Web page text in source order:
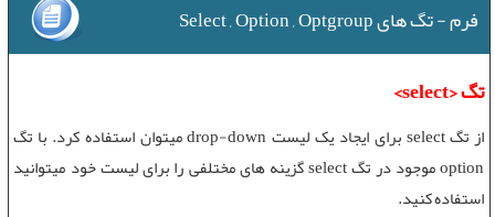
فرم - تگ های Select , Option , Optgroup
تگ <select>
ازتگ select برای ایجاد یک لیست drop-down میتوان استفاده کرد. با
تگ
optionموجود درتگ select
گزینه های مختلفی را برای لیست خود میتوانید
استفاده کنید.